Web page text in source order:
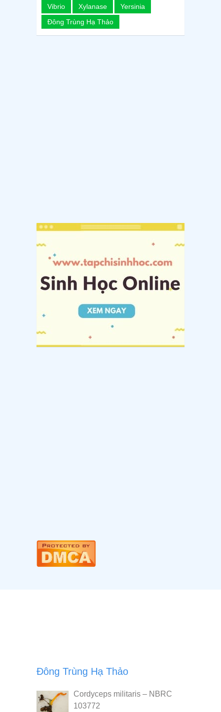
Vibrio Xylanase
Yersinia
Đông Trùng Hạ Thảo
Đông Trùng Hạ Thảo
Cordyceps militaris – NBRC
103772